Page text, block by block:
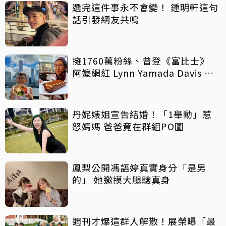
選完這件事永不會變！ 鍾明軒這句
話引發網友共鳴
擁1760萬粉絲、曾登《富比士》
阿嬤網紅 Lynn Yamada Davis 驚
丹妮婊姐宣告結婚！「1舉動」惹
怒媽媽 爸爸竟在群組PO圖
鳳梨公開馮語婷真實身分「是男
的」 她邀摸大腿驗真身
週刊才爆這群人解散！展榮曝「最